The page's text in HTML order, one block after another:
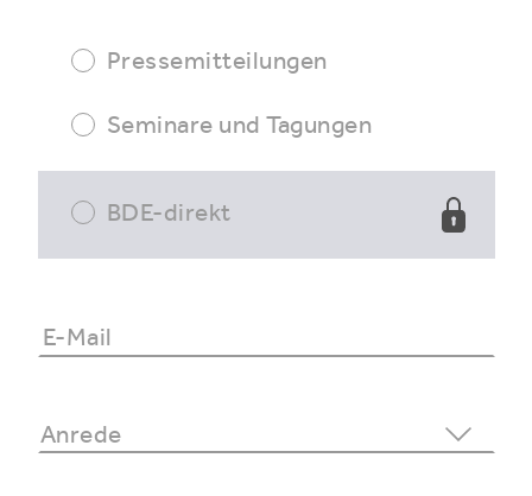
Pressemitteilungen
Seminare und Tagungen
BDE-direkt